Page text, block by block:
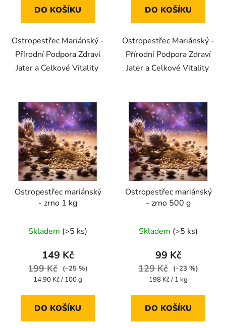
5
DO KOŠÍKU
Ostropestřec Mariánský -
Přírodní Podpora Zdraví
Jater a Celkové Vitality
5
DO KOŠÍKU
Ostropestřec Mariánský -
Přírodní Podpora Zdraví
Jater a Celkové Vitality
Ostropestřec mariánský
- zrno 1 kg
hodnocení
produktu
je
4,4
5
Skladem (>5 ks)
149 Kč
199 Kč
(–25 %)
Měrná
14,90 Kč / 100 g
DO KOŠÍKU
Ostropestřec mariánský
- zrno 500 g
hodnocení
produktu
je
5,0
5
Skladem (>5 ks)
99 Kč
129 Kč
(–23 %)
Měrná
198 Kč / 1 kg
DO KOŠÍKU